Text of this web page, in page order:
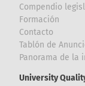
Compendio
Formación
Contacto
Tablón de
Panorama de la
University